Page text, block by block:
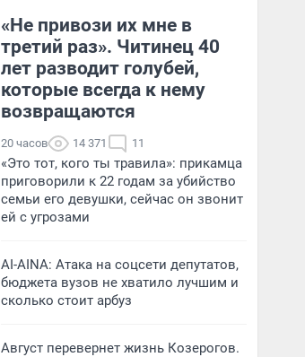
«Не привози их мне в
третий раз». Читинец 40
лет разводит голубей,
которые всегда к нему
возвращаются
20 часов 14 371 11
«Это тот, кого ты травила»: прикамца
приговорили к 22 годам за убийство
семьи его девушки, сейчас он звонит
ей с угрозами
AI-AINA: Атака на соцсети депутатов,
бюджета вузов не хватило лучшим и
сколько стоит арбуз
Август перевернет жизнь Козерогов.